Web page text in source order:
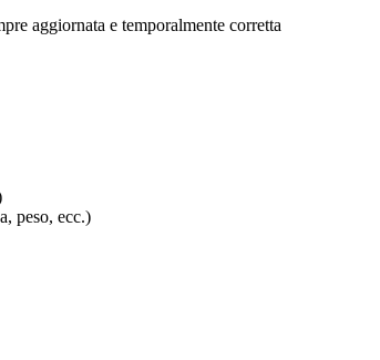
aggiornata e temporalmente corretta
peso, ecc.)